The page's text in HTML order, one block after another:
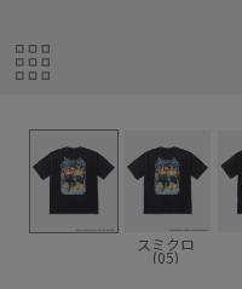
スミクロ
(05)